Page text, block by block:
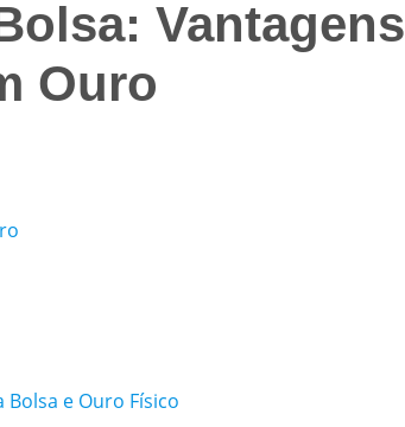
Vantagens
Ouro
e Ouro Físico